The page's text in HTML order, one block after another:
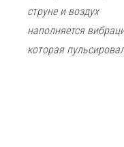
струне и воздух
наполняется
которая